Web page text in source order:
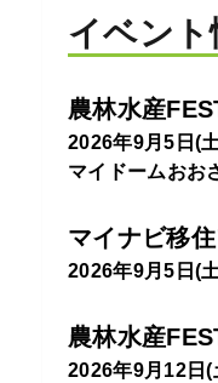
イベント
農林水産
2026年9月5日(
マイドームおお
マイナビ移
2026年9月5日(
農林水産
2026年9月12日(